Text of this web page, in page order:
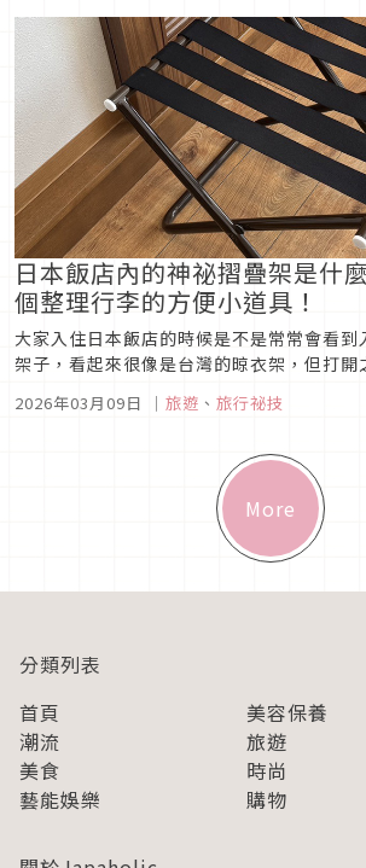
日本飯店內的神祕摺疊架是什
個整理行李的方便小道具！
大家入住日本飯店的時候是不是常常會看到
架子，看起來很像是台灣的晾衣架，但打開
解決置物空間不足問題所設計的貼心小物「
2026年03月09日 ｜ 旅遊 、 旅行祕技
More
分類列表
首頁
美容保養
潮流
旅遊
美食
時尚
藝能娛樂
購物